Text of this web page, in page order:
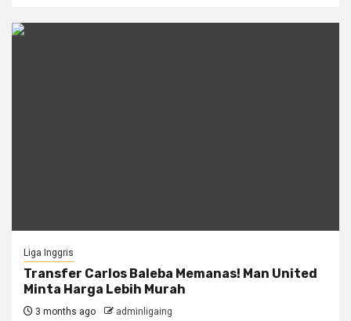
Liga Inggris
Transfer Carlos Baleba Memanas! Man United
Minta Harga Lebih Murah
3 months ago adminligaing